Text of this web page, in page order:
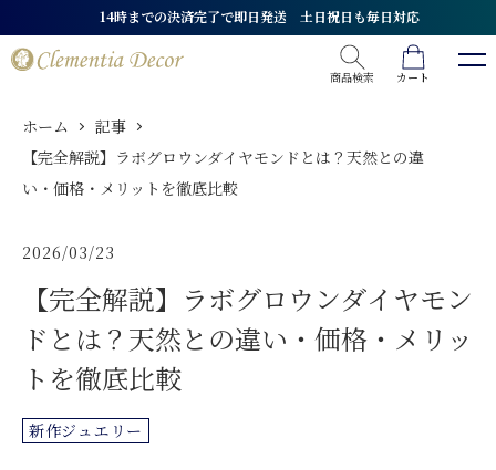
14時までの決済完了で即日発送 土日祝日も毎日対応
商品検索 カート
ホーム
記事
【完全解説】ラボグロウンダイヤモンドとは？天然との違
い・価格・メリットを徹底比較
2026/03/23
【完全解説】ラボグロウンダイヤモン
ドとは？天然との違い・価格・メリッ
トを徹底比較
新作ジュエリー